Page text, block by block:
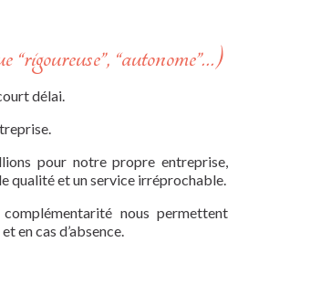
“autonome”…)
délai.
pour notre propre entreprise,
qualité et un service irréprochable.
nous permettent
en cas d’absence.